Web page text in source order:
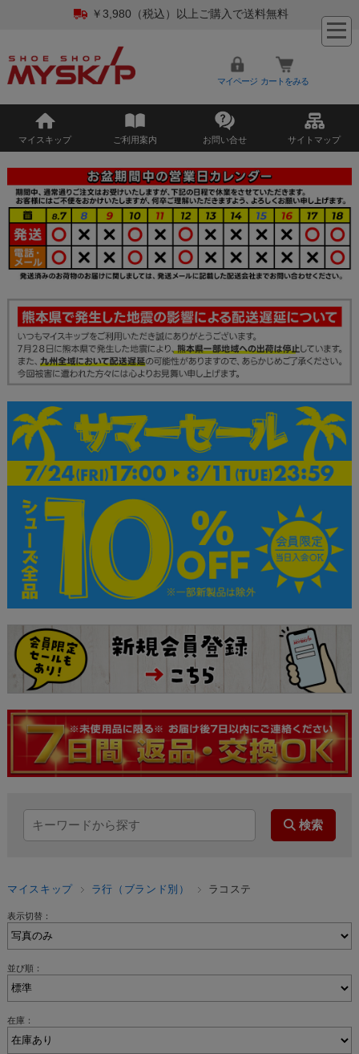
￥3,980（税込）以上ご購入で送料無料
マイページ カートをみる
マイスキップ ご利用案内 お問い合せ サイトマップ
マイスキップ ラ行（ブランド別） ラコステ
表示切替：
並び順：
在庫：